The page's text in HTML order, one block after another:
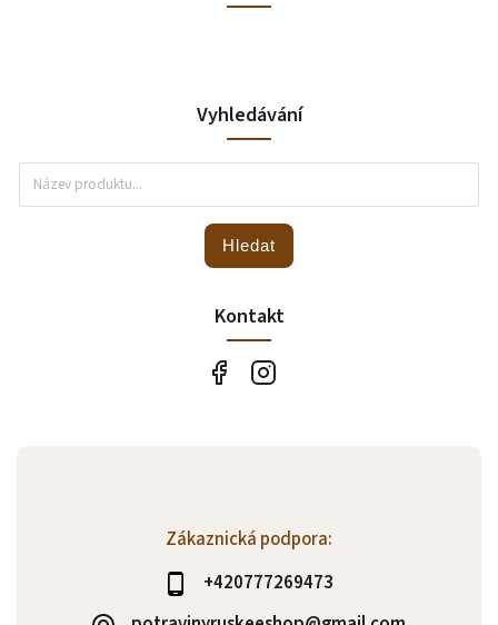
Zákaznická podpora:
+420777269473
Vyhledávání
Hledat
Kontakt